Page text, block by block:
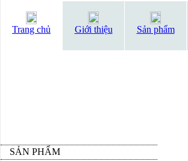
Trang chủ Giới thiệu Sản phẩm
SẢN PHẨM